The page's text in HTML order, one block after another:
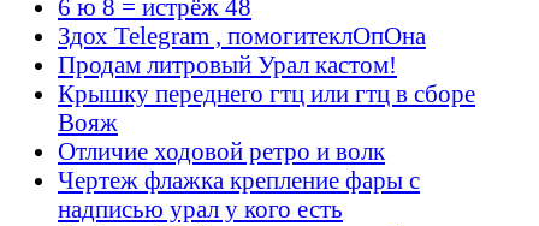
6 ю 8 = истрёж 48
Здох Telegram , помогитеклОпОна
Продам литровый Урал кастом!
Крышку переднего гтц или гтц в сборе
Вояж
Отличие ходовой ретро и волк
Чертеж флажка крепление фары с
надписью урал у кого есть